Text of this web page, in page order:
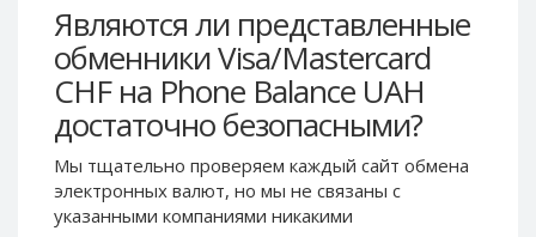
Являются ли представленные
обменники Visa/Mastercard
CHF на Phone Balance UAH
достаточно безопасными?
Мы тщательно проверяем каждый сайт обмена
электронных валют, но мы не связаны c
указанными компаниями никакими
AliPay CNY
UnionPay CNY
Paymer USD
Paymer RUB
Capitalist USD
Capitalist RUB
UnionPay CNY
Paymer USD
Paymer RUB
Paymer UAH
Capitalist USD
Capitalist RUB